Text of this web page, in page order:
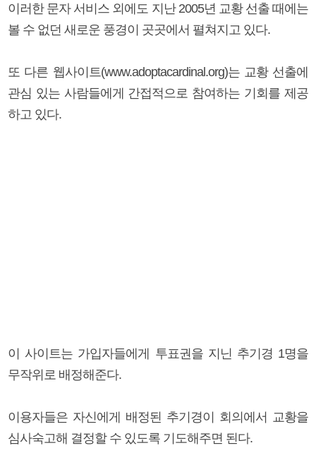
이러한 문자 서비스 외에도 지난 2005년 교황 선출 때에는
볼 수 없던 새로운 풍경이 곳곳에서 펼쳐지고 있다.
또 다른 웹사이트(www.adoptacardinal.org)는 교황 선출에
관심 있는 사람들에게 간접적으로 참여하는 기회를 제공
하고 있다.
이 사이트는 가입자들에게 투표권을 지닌 추기경 1명을
무작위로 배정해준다.
이용자들은 자신에게 배정된 추기경이 회의에서 교황을
심사숙고해 결정할 수 있도록 기도해주면 된다.